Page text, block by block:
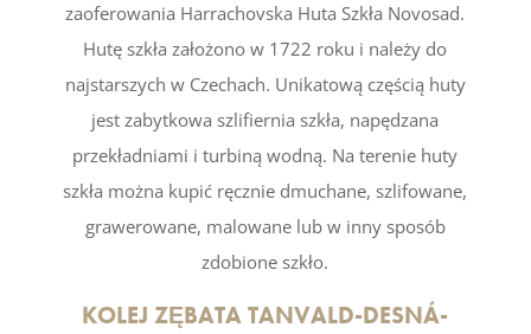
zaoferowania Harrachovska Huta Szkła Novosad.
Hutę szkła założono w 1722 roku i należy do
najstarszych w Czechach. Unikatową częścią huty
jest zabytkowa szlifiernia szkła, napędzana
przekładniami i turbiną wodną. Na terenie huty
szkła można kupić ręcznie dmuchane, szlifowane,
grawerowane, malowane lub w inny sposób
zdobione szkło.
KOLEJ ZĘBATA TANVALD-DESNÁ-